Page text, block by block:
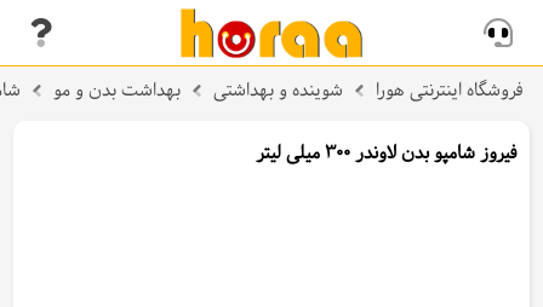
فروشگاه اینترنتی هورا شوینده و بهداشتی بهداشت بدن و مو
فیروز شامپو بدن لاوندر 300 میلی لیتر